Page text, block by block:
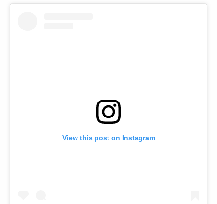
View this post on Instagram